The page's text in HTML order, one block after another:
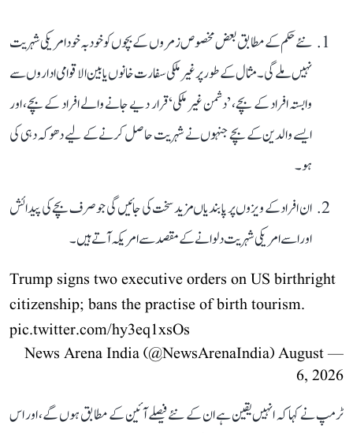
نئے حکم کے مطابق بعض مخصوص زمروں کے بچوں کو خود بہ خود امریکی شہریت
نہیں ملے گی۔ مثال کے طور پر غیر ملکی سفارت خانوں یا بین الاقوامی اداروں سے
وابستہ افراد کے بچے، ’دشمن غیر ملکی‘ قرار دیے جانے والے افراد کے بچے، اور
ایسے والدین کے بچے جنہوں نے شہریت حاصل کرنے کے لیے دھوکہ دہی کی
ہو۔
ان افراد کے ویزوں پر پابندیاں مزید سخت کی جائیں گی جو صرف بچے کی پیدائش
اور اسے امریکی شہریت دلوانے کے مقصد سے امریکہ آتے ہیں۔
Trump signs two executive orders on US birthright
citizenship; bans the practise of birth tourism.
pic.twitter.com/hy3eq1xsOs
— News Arena India (@NewsArenaIndia)
August
6, 2026
ٹرمپ نے کہا کہ انہیں یقین ہے ان کے نئے فیصلے آئین کے مطابق ہوں گے، اور اس